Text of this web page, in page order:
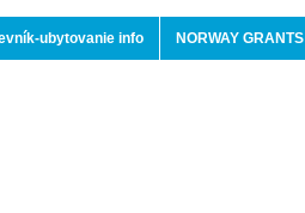
ubytovanie info NORWAY GRANTS